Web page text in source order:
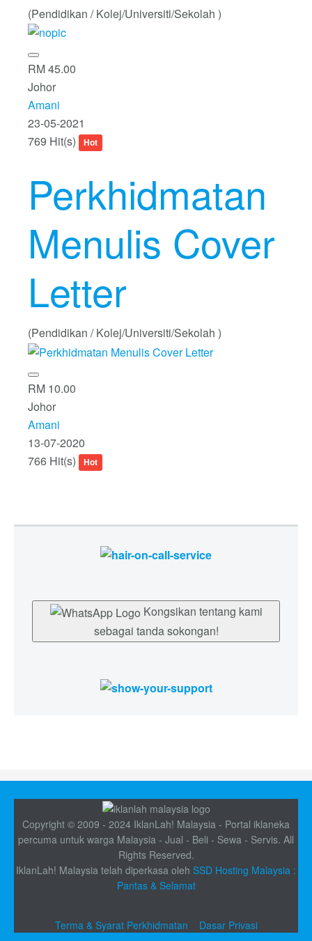
(Pendidikan / Kolej/Universiti/Sekolah )
RM 45.00
Johor
Amani
23-05-2021
769 Hit(s)
Hot
Perkhidmatan
Menulis Cover
Letter
(Pendidikan / Kolej/Universiti/Sekolah )
RM 10.00
Johor
Amani
13-07-2020
766 Hit(s)
Hot
sebagai tanda sokongan!
Copyright © 2009 - 2024 IklanLah! Malaysia - Portal iklaneka
percuma untuk warga Malaysia - Jual - Beli - Sewa - Servis. All
Rights Reserved.
IklanLah! Malaysia telah diperkasa oleh SSD Hosting Malaysia :
Pantas & Selamat
Terma & Syarat Perkhidmatan Dasar Privasi